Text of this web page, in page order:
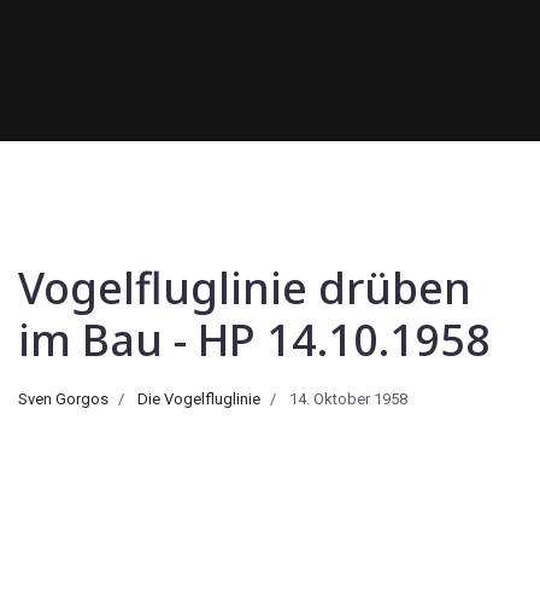
Vogelfluglinie drüben
im Bau - HP 14.10.1958
Sven Gorgos Die Vogelfluglinie 14. Oktober 1958